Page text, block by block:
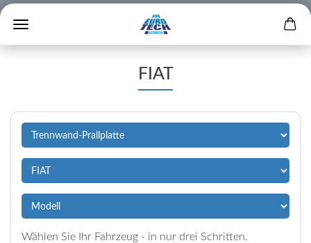
FIAT
Wählen Sie Ihr Fahrzeug - in nur drei Schritten.